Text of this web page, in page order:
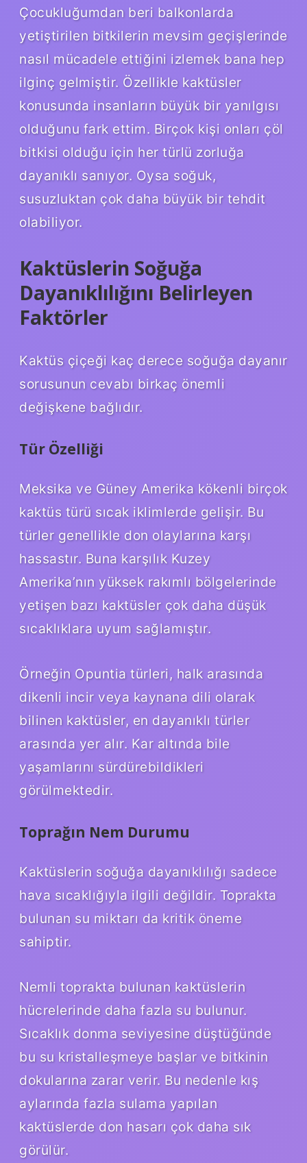
Çocukluğumdan beri balkonlarda
yetiştirilen bitkilerin mevsim geçişlerinde
nasıl mücadele ettiğini izlemek bana hep
ilginç gelmiştir. Özellikle kaktüsler
konusunda insanların büyük bir yanılgısı
olduğunu fark ettim. Birçok kişi onları çöl
bitkisi olduğu için her türlü zorluğa
dayanıklı sanıyor. Oysa soğuk,
susuzluktan çok daha büyük bir tehdit
olabiliyor.
Kaktüslerin Soğuğa
Dayanıklılığını Belirleyen
Faktörler
Kaktüs çiçeği kaç derece soğuğa dayanır
sorusunun cevabı birkaç önemli
değişkene bağlıdır.
Tür Özelliği
Meksika ve Güney Amerika kökenli birçok
kaktüs türü sıcak iklimlerde gelişir. Bu
türler genellikle don olaylarına karşı
hassastır. Buna karşılık Kuzey
Amerika’nın yüksek rakımlı bölgelerinde
yetişen bazı kaktüsler çok daha düşük
sıcaklıklara uyum sağlamıştır.
Örneğin Opuntia türleri, halk arasında
dikenli incir veya kaynana dili olarak
bilinen kaktüsler, en dayanıklı türler
arasında yer alır. Kar altında bile
yaşamlarını sürdürebildikleri
görülmektedir.
Toprağın Nem Durumu
Kaktüslerin soğuğa dayanıklılığı sadece
hava sıcaklığıyla ilgili değildir. Toprakta
bulunan su miktarı da kritik öneme
sahiptir.
Nemli toprakta bulunan kaktüslerin
hücrelerinde daha fazla su bulunur.
Sıcaklık donma seviyesine düştüğünde
bu su kristalleşmeye başlar ve bitkinin
dokularına zarar verir. Bu nedenle kış
aylarında fazla sulama yapılan
kaktüslerde don hasarı çok daha sık
görülür.